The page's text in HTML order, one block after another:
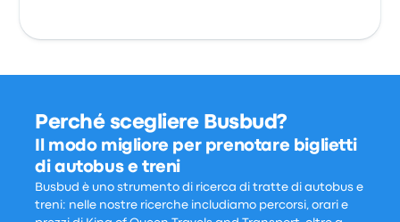
Perché scegliere Busbud?
Il modo migliore per prenotare biglietti
di autobus e treni
Busbud è uno strumento di ricerca di tratte di autobus e
treni: nelle nostre ricerche includiamo percorsi, orari e